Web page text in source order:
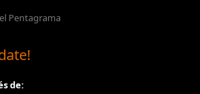
de: